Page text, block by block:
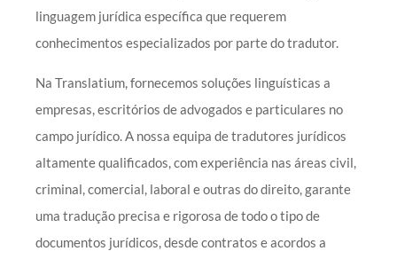
linguagem jurídica específica que requerem
conhecimentos especializados por parte do tradutor.
Na Translatium, fornecemos soluções linguísticas a
empresas, escritórios de advogados e particulares no
campo jurídico. A nossa equipa de tradutores jurídicos
altamente qualificados, com experiência nas áreas civil,
criminal, comercial, laboral e outras do direito, garante
uma tradução precisa e rigorosa de todo o tipo de
documentos jurídicos, desde contratos e acordos a